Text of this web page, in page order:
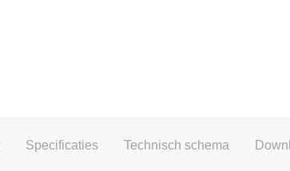
Specificaties Technisch schema